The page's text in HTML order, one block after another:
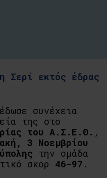
Σερί εκτός έδρας
έδωσε συνέχεια
της στο
του Α.Σ.Ε.Θ. ,
3 Νοεμβρίου
την ομάδα
σκορ 46-97 .